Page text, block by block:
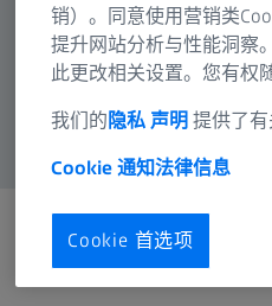
销）。同意使用营销类
提升网站分析与性能洞察
此更改相关设置。您有权
我们的 隐私 声明 提供了有
Cookie 通知法律信息
Cookie 首选项